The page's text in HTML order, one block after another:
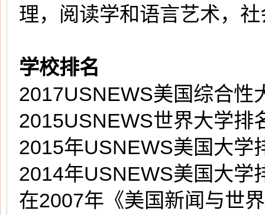
理，阅读学和语言艺术，
学校排名
2017USNEWS美国综合性
2015USNEWS世界大学排
2015年USNEWS美国大学
2014年USNEWS美国大学
在2007年《美国新闻与世